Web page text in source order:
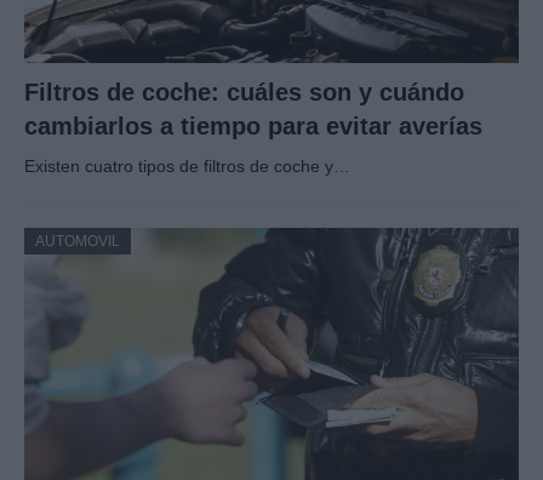
Filtros de coche: cuáles son y cuándo
cambiarlos a tiempo para evitar averías
Existen cuatro tipos de filtros de coche y…
AUTOMOVIL